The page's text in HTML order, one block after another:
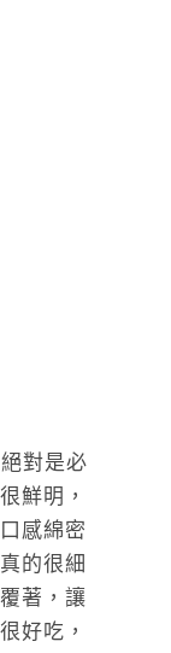
對是必
鮮明，
感綿密
的很細
著，讓
好吃，